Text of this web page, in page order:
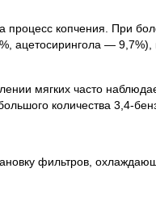
копчения. При
ацетосирингола —
мягких часто
количества 3,4-
фильтров,